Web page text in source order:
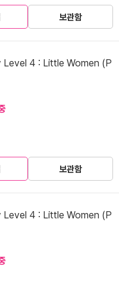
보관함
4 : Little Women (P
보관함
4 : Little Women (P